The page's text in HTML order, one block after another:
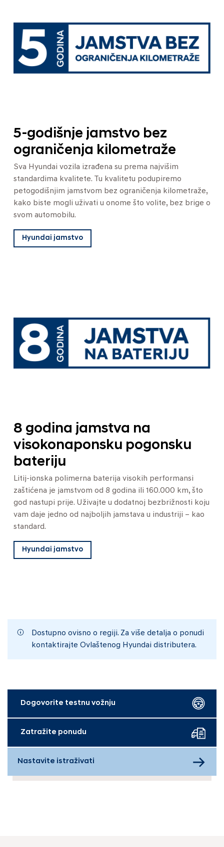
5-godišnje jamstvo bez
ograničenja kilometraže
Sva Hyundai vozila izrađena su prema najvišim
standardima kvalitete. Tu kvalitetu podupiremo
petogodišnjim jamstvom bez ograničenja kilometraže,
kako biste mogli uživati u onome što volite, bez brige o
svom automobilu.
Hyundai jamstvo
8 godina jamstva na
visokonaponsku pogonsku
bateriju
Litij-ionska polimerna baterija visokih performansi
zaštićena je jamstvom od 8 godina ili 160.000 km, što
god nastupi prije. Uživajte u dodatnoj bezbrižnosti koju
vam daje jedno od najboljih jamstava u industriji – kao
standard.
Hyundai jamstvo
Dostupno ovisno o regiji. Za više detalja o ponudi
kontaktirajte Ovlaštenog Hyundai distributera.
Dogovorite testnu vožnju
Zatražite ponudu
Nastavite istraživati